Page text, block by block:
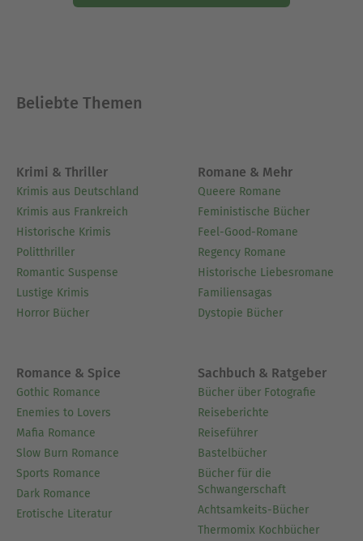
Beliebte Themen
Krimi & Thriller
Krimis aus Deutschland
Krimis aus Frankreich
Historische Krimis
Politthriller
Romantic Suspense
Lustige Krimis
Horror Bücher
Romane & Mehr
Queere Romane
Feministische Bücher
Feel-Good-Romane
Regency Romane
Historische Liebesromane
Familiensagas
Dystopie Bücher
Romance & Spice
Gothic Romance
Enemies to Lovers
Mafia Romance
Slow Burn Romance
Sports Romance
Dark Romance
Erotische Literatur
Sachbuch & Ratgeber
Bücher über Fotografie
Reiseberichte
Reiseführer
Bastelbücher
Bücher für die
Schwangerschaft
Achtsamkeits-Bücher
Thermomix Kochbücher